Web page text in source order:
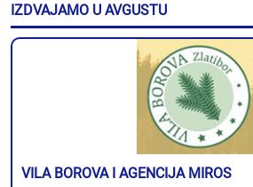
IZDVAJAMO U AVGUSTU
VILA BOROVA I AGENCIJA MIROS